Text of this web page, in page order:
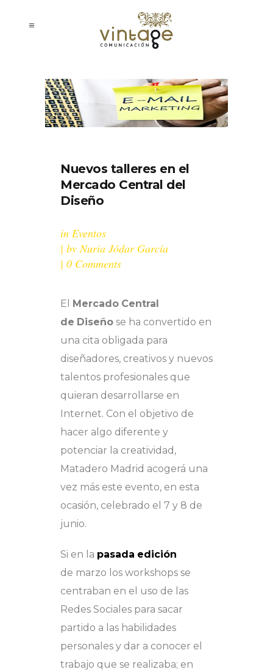
Nuevos talleres en el
Mercado Central del
Diseño
in Eventos
byNuria Jódar García
0 Comments
El Mercado Central
de Diseño se ha convertido en
una cita obligada para
diseñadores, creativos y nuevos
talentos profesionales que
quieran desarrollarse en
Internet. Con el objetivo de
hacer algo diferente y
potenciar la creatividad,
Matadero Madrid acogerá una
vez más este evento, en esta
ocasión, celebrado el 7 y 8 de
junio.
Si en la pasada edición
de marzo los workshops se
centraban en el uso de las
Redes Sociales para sacar
partido a las habilidades
personales y dar a conocer el
trabajo que se realizaba; en